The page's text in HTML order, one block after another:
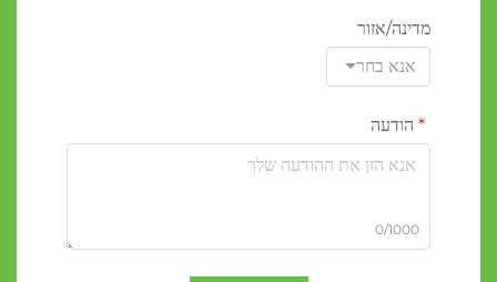
מדינה/אזור
אנא בחר
הודעה
0/1000